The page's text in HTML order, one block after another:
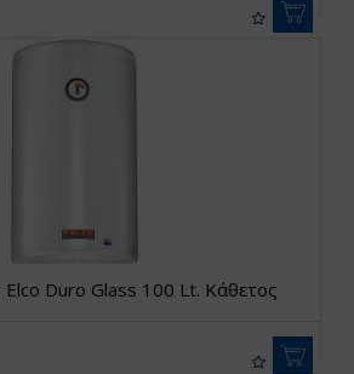
Duro Glass 100 Lt. Κάθετος